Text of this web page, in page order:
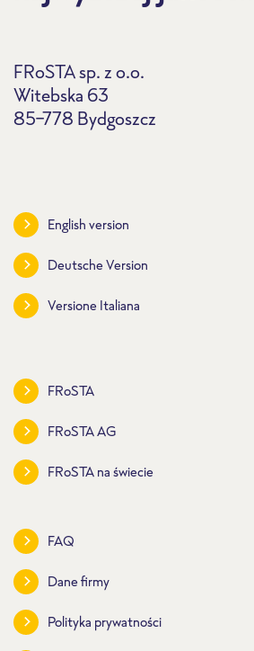
FRoSTA sp. z o.o.
Witebska 63
85-778 Bydgoszcz
English version
Deutsche Version
Versione Italiana
FRoSTA
FRoSTA AG
FRoSTA na świecie
FAQ
Dane firmy
Polityka prywatności